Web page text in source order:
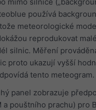
používá
meteorologické
reprodukovat
silnic. Měření
proto ukazují vyšší
tento meteogram.
panel zobrazuje
a pouštního prachu) pro